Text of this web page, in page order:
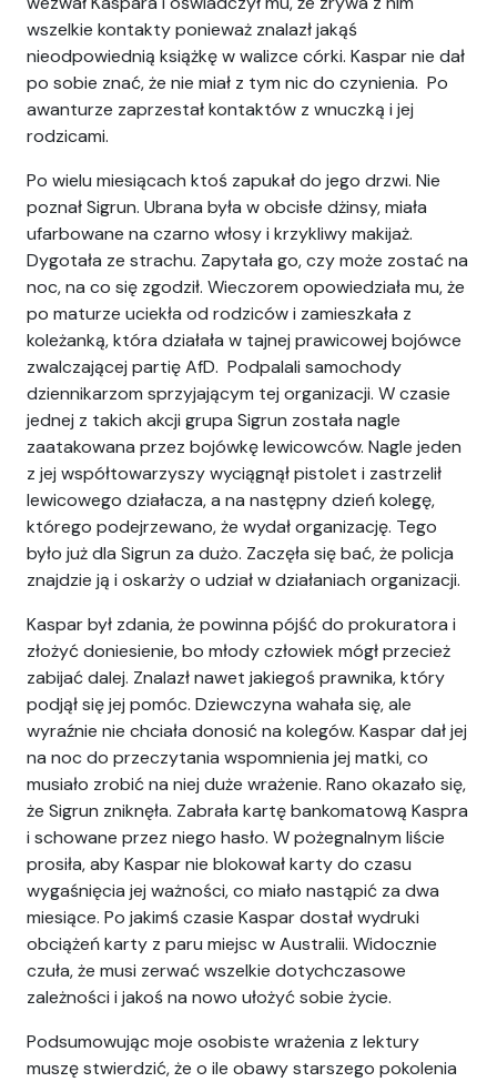
wszelkie kontakty ponieważ znalazł jakąś
nieodpowiednią książkę w walizce córki. Kaspar nie dał
po sobie znać, że nie miał z tym nic do czynienia. Po
awanturze zaprzestał kontaktów z wnuczką i jej
rodzicami.
Po wielu miesiącach ktoś zapukał do jego drzwi. Nie
poznał Sigrun. Ubrana była w obcisłe dżinsy, miała
ufarbowane na czarno włosy i krzykliwy makijaż.
Dygotała ze strachu. Zapytała go, czy może zostać na
noc, na co się zgodził. Wieczorem opowiedziała mu, że
po maturze uciekła od rodziców i zamieszkała z
koleżanką, która działała w tajnej prawicowej bojówce
zwalczającej partię AfD. Podpalali samochody
dziennikarzom sprzyjającym tej organizacji. W czasie
jednej z takich akcji grupa Sigrun została nagle
zaatakowana przez bojówkę lewicowców. Nagle jeden
z jej współtowarzyszy wyciągnął pistolet i zastrzelił
lewicowego działacza, a na następny dzień kolegę,
którego podejrzewano, że wydał organizację. Tego
było już dla Sigrun za dużo. Zaczęła się bać, że policja
znajdzie ją i oskarży o udział w działaniach organizacji.
Kaspar był zdania, że powinna pójść do prokuratora i
złożyć doniesienie, bo młody człowiek mógł przecież
zabijać dalej. Znalazł nawet jakiegoś prawnika, który
podjął się jej pomóc. Dziewczyna wahała się, ale
wyraźnie nie chciała donosić na kolegów. Kaspar dał jej
na noc do przeczytania wspomnienia jej matki, co
musiało zrobić na niej duże wrażenie. Rano okazało się,
że Sigrun zniknęła. Zabrała kartę bankomatową Kaspra
i schowane przez niego hasło. W pożegnalnym liście
prosiła, aby Kaspar nie blokował karty do czasu
wygaśnięcia jej ważności, co miało nastąpić za dwa
miesiące. Po jakimś czasie Kaspar dostał wydruki
obciążeń karty z paru miejsc w Australii. Widocznie
czuła, że musi zerwać wszelkie dotychczasowe
zależności i jakoś na nowo ułożyć sobie życie.
Podsumowując moje osobiste wrażenia z lektury
muszę stwierdzić, że o ile obawy starszego pokolenia